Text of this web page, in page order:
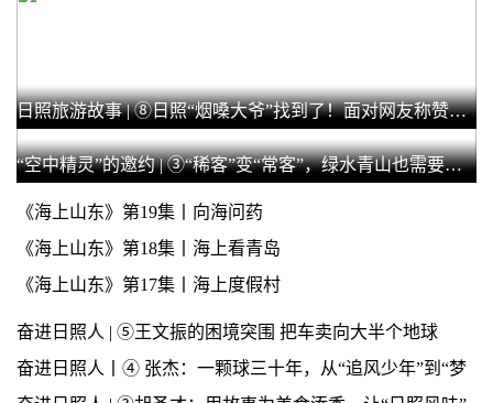
“空中精灵”的邀约 | ③“稀客”变“常客”，绿水青山也需要鸟类装点
《海上山东》第19集丨向海问药
《海上山东》第18集丨海上看青岛
《海上山东》第17集丨海上度假村
奋进日照人 | ⑤王文振的困境突围 把车卖向大半个地球
奋进日照人丨④ 张杰：一颗球三十年，从“追风少年”到“梦
日照旅游故事 | ⑧日照“烟嗓大爷”找到了！面对网友称赞，他这样说……